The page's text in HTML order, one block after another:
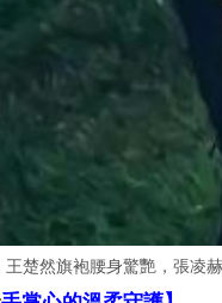
王楚然旗袍腰身驚艷，張凌